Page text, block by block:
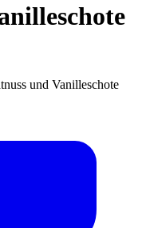
und Vanilleschote